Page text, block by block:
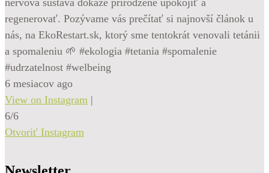
regenerovať. Pozývame vás prečítať si najnovší článok u
nás, na EkoRestart.sk, ktorý sme tentokrát venovali tetánii
a spomaleniu 🌱 #ekologia #tetania #spomalenie
#udrzatelnost #welbeing
6 mesiacov ago
View on Instagram |
6/6
Otvoriť Instagram